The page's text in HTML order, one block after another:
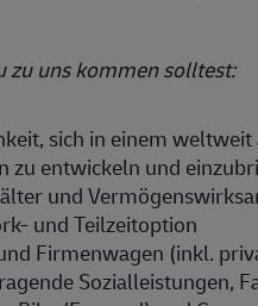
zu uns kommen solltest:
sich in einem weltweit
zu entwickeln und
und
und Teilzeitoption
Firmenwagen (inkl.
Sozialleistungen,